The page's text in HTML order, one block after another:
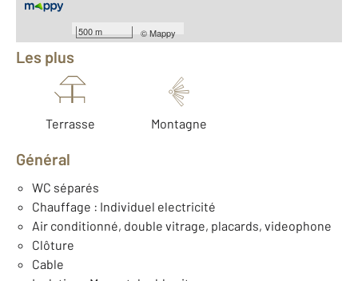
500 m ©Mappy
Équipements
Les plus
Terrasse Montagne
Général
WC séparés
Chauffage : Individuel electricité
Air conditionné, double vitrage, placards, videophone
Clôture
Cable